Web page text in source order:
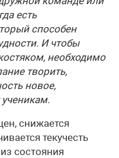
есть
способен
И чтобы
необходимо
творить,
новое,
снижается
текучесть
состояния